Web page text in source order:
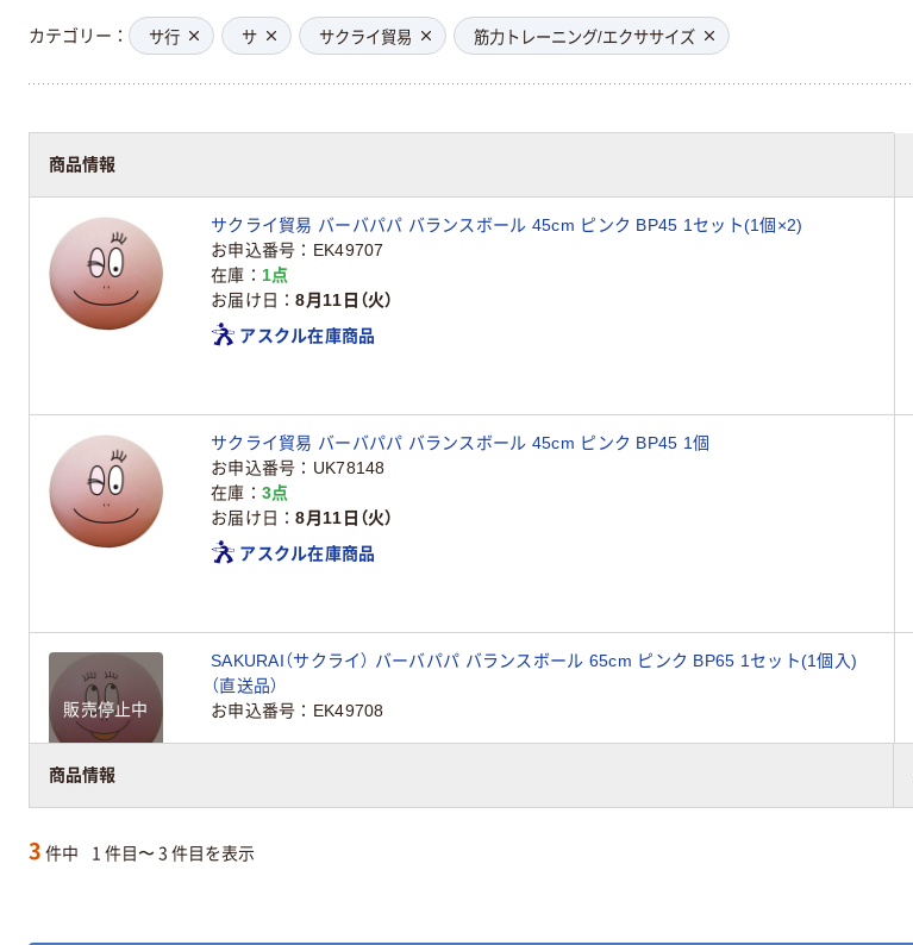
カテゴリー サ行 サ サクライ貿易 筋力トレーニング/エクササイズ
商品情報
商品情報
サクライ貿易 バーバパパ バランスボール 45cm ピンク BP45 1セット(1個×2)
お申込番号
EK49707
在庫
1点
お届け日
8月11日（火）
アスクル在庫商品
サクライ貿易 バーバパパ バランスボール 45cm ピンク BP45 1個
お申込番号
UK78148
在庫
3点
お届け日
8月11日（火）
アスクル在庫商品
販売停止中
SAKURAI（サクライ） バーバパパ バランスボール 65cm ピンク BP65 1セット(1個入)
（直送品）
お申込番号
EK49708
3 件中 1 件目〜 3 件目を表示